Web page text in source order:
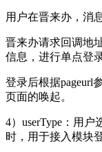
用户在晋来办，消
晋来办请求回调地
信息，进行单点登
登录后根据pageurl
页面的唤起。
4）userType：用户
时，用于接入模块